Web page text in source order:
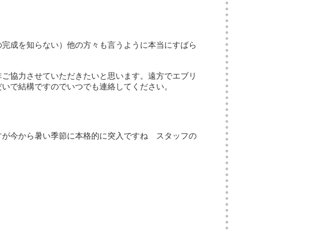
成を知らない）他の方々も言うように本当にすばら
協力させていただきたいと思います。遠方でエブリ
で結構ですのでいつでも連絡してください。
今から暑い季節に本格的に突入ですね スタッフの